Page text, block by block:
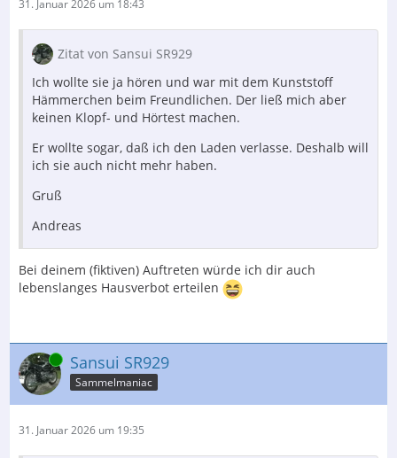
31. Januar 2026 um 18:43
Zitat von Sansui SR929
Ich wollte sie ja hören und war mit dem Kunststoff
Hämmerchen beim Freundlichen. Der ließ mich aber
keinen Klopf- und Hörtest machen.
Er wollte sogar, daß ich den Laden verlasse. Deshalb will
ich sie auch nicht mehr haben.
Gruß
Andreas
Bei deinem (fiktiven) Auftreten würde ich dir auch
lebenslanges Hausverbot erteilen
Online Sansui SR929
Sammelmaniac
31. Januar 2026 um 19:35